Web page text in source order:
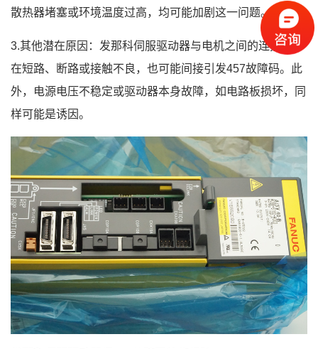
散热器堵塞或环境温度过高，均可能加剧这一问题。
3.其他潜在原因：发那科伺服驱动器与电机之间的连接线存
在短路、断路或接触不良，也可能间接引发457故障码。此
外，电源电压不稳定或驱动器本身故障，如电路板损坏，同
样可能是诱因。